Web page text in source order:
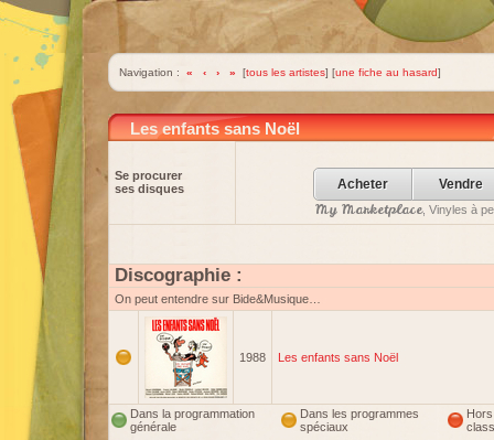
Navigation : « ‹ › » [tous les artistes] [une fiche au hasard]
Les enfants sans Noël
Se procurer
ses disques
Acheter Vendre
My Marketplace, Vinyles à
Discographie :
On peut entendre sur Bide&Musique…
1988 Les enfants sans Noël
Dans la programmation
générale
Dans les programmes
spéciaux
Hors